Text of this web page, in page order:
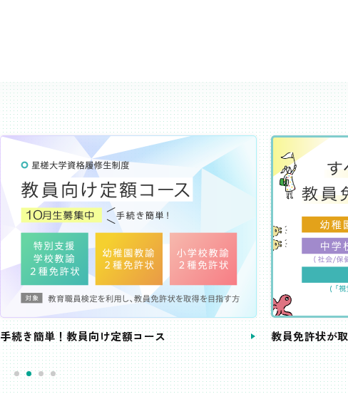
手続き簡単！教員向け定額コース 教員免許状が